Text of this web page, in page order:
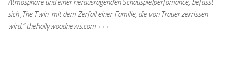
Atmosphäre und einer herausragenden Schauspielperfomance, befasst
sich ‚The Twin‘ mit dem Zerfall einer Familie, die von Trauer zerrissen
wird.“ thehollywoodnews.com +++